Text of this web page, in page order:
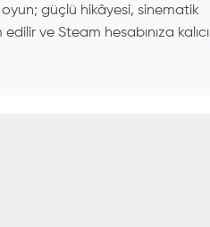
güçlü hikâyesi, sinematik
ve Steam hesabınıza kalıcı